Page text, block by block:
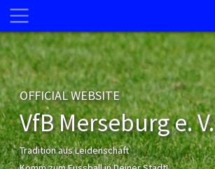
OFFICIAL WEBSITE
VfB Merseburg e. V.
Tradition aus Leidenschaft